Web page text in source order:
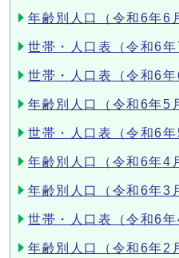
年齢別人口（令和6年6
世帯・人口表（令和6年
世帯・人口表（令和6年
年齢別人口（令和6年5
世帯・人口表（令和6年
年齢別人口（令和6年4
年齢別人口（令和6年3
世帯・人口表（令和6年
年齢別人口（令和6年2